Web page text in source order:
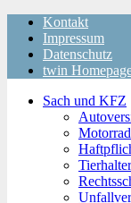
Kontakt
Impressum
Datenschutz
twin
Sach und KFZ